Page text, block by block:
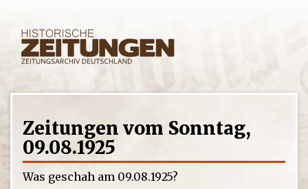
Zeitungen vom Sonntag,
09.08.1925
Was geschah am 09.08.1925?